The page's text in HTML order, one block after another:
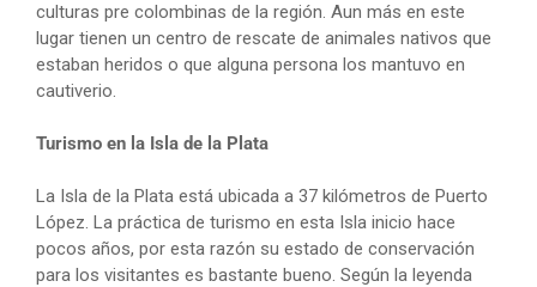
culturas pre colombinas de la región. Aun más en este
lugar tienen un centro de rescate de animales nativos que
estaban heridos o que alguna persona los mantuvo en
cautiverio.
Turismo en la Isla de la Plata
La Isla de la Plata está ubicada a 37 kilómetros de Puerto
López. La práctica de turismo en esta Isla inicio hace
pocos años, por esta razón su estado de conservación
para los visitantes es bastante bueno. Según la leyenda